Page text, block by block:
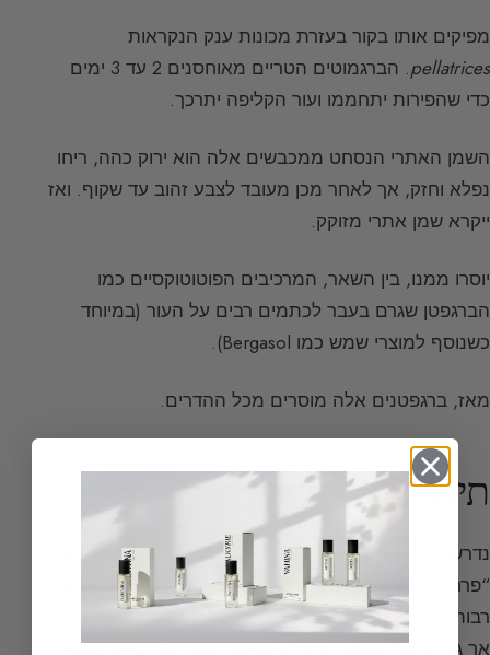
מפיקים אותו בקור בעזרת מכונות ענק הנקראות
pellatrices
. הברגמוטים הטריים מאוחסנים 2 עד 3 ימים
כדי שהפירות יתחממו ועור הקליפה יתרכך.
השמן האתרי הנסחט ממכבשים אלה הוא ירוק כהה, ריחו
נפלא וחזק, אך לאחר מכן מעובד לצבע זהוב עד שקוף. ואז
ייקרא שמן אתרי מזוקק.
יוסרו ממנו, בין השאר, המרכיבים הפוטוטוקסיים כמו
הברגפטן שגרם בעבר לכתמים רבים על העור (במיוחד
כשנוסף למוצרי שמש כמו Bergasol).
מאז, ברגפטנים אלה מוסרים מכל ההדרים.
תיאור ריחני ושימוש
נדרשים 200 ק”ג פירות לקבלת 1 ק”ג תמצית. הוא נקרא
“פרח ההסברידים” בזכות תווו האלגנטי ביותר, בעל פנים
רבות: טוני, עצבני, פירותי, ירוק, פרחוני קל, חמצמץ, מר,
אך גם מתוק ועגלגל. ריח הברגמוט הוא בפני עצמו בושם